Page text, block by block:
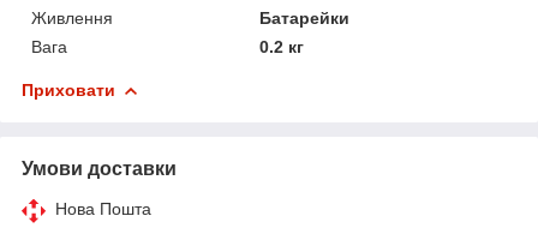
Живлення
Батарейки
Вага
0.2 кг
Приховати
Умови доставки
Нова Пошта